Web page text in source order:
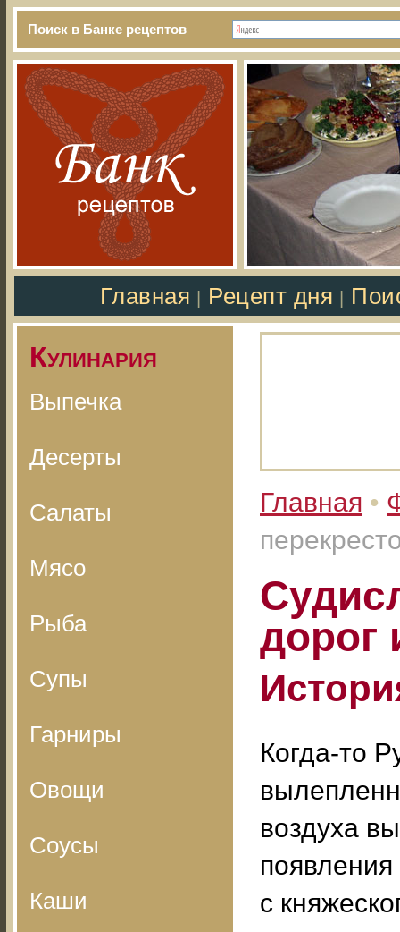
Поиск в Банке рецептов
Главная Рецепт дня
Кулинария
Выпечка
Десерты
Салаты
Мясо
Рыба
Супы
Гарниры
Овощи
Соусы
Каши
Главная •
дорог
Когда-то
воздуха
с